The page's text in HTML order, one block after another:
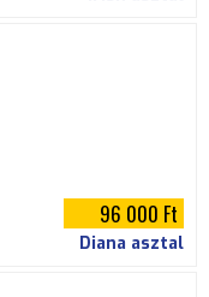
96 000 Ft
Diana asztal